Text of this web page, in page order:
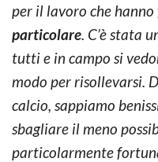
per il lavoro che
particolare. C’è stata
tutti e in campo si
modo per risollevarsi.
calcio, sappiamo
sbagliare il meno
particolarmente